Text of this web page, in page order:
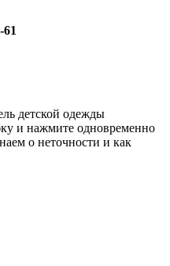
61
детской одежды
и нажмите одновременно
о неточности и как